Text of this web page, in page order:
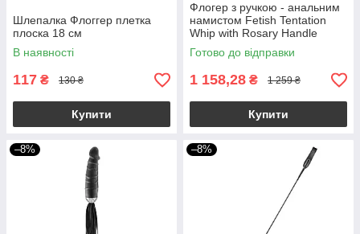
Шлепалка Флоггер плетка
плоска 18 см
В наявності
117 ₴ 130 ₴
Купити
Флогер з ручкою - анальним
намистом Fetish Tentation
Whip with Rosary Handle
Готово до відправки
1 158,28 ₴ 1 259 ₴
Купити
–8% –8%